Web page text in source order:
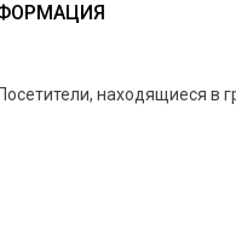
Посетители, находящиеся в